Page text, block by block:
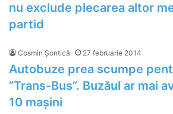
nu exclude plecarea altor
partid
Cosmin Șontică 27 februarie 2014
Autobuze prea scumpe
”Trans-Bus”. Buzăul ar mai
10 mașini